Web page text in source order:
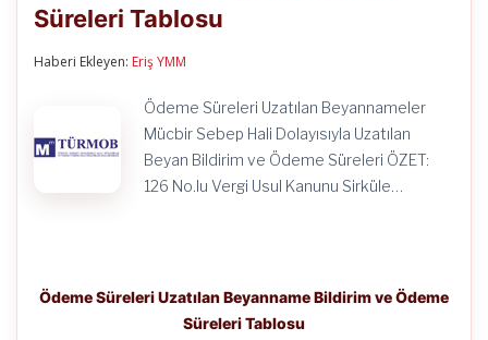
Ödeme
Süreleri Tablosu
Haberi Ekleyen: Eriş YMM
Ödeme Süreleri Uzatılan Beyannameler
Mücbir Sebep Hali Dolayısıyla Uzatılan
Beyan Bildirim ve Ödeme Süreleri ÖZET:
126 No.lu Vergi Usul Kanunu Sirküle…
Ödeme Süreleri Uzatılan Beyanname Bildirim ve Ödeme
Süreleri Tablosu